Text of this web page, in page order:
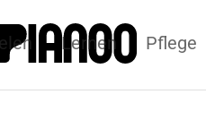
Lernen Pflege